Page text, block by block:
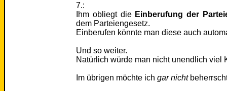
7.:
Ihm obliegt die Einberufung der
dem Parteiengesetz.
Einberufen könnte man diese auch
Und so weiter.
Natürlich würde man nicht unendlich viel
Im übrigen möchte ichgar nicht